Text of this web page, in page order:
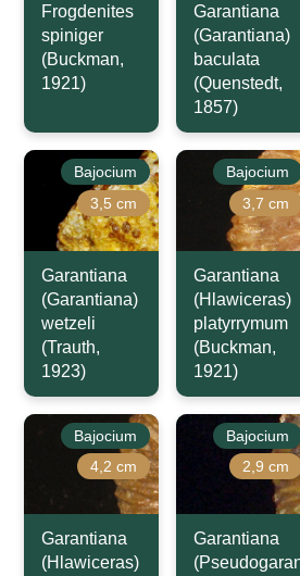
Frogdenites
spiniger
(Buckman,
1921)
Garantiana
(Garantiana)
baculata
(Quenstedt,
1857)
Bajocium
3,5 cm
Garantiana
(Garantiana)
wetzeli
(Trauth,
1923)
Bajocium
3,7 cm
Garantiana
(Hlawiceras)
platyrrymum
(Buckman,
1921)
Bajocium
4,2 cm
Garantiana
(Hlawiceras)
Bajocium
2,9 cm
Garantiana